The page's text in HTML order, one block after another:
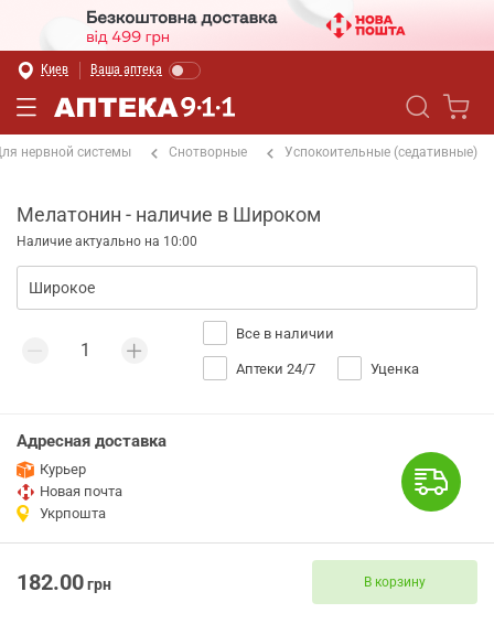
Киев Ваша аптека
нервной системы Снотворные Успокоительные (седативные)
Мелатонин - наличие в Широком
Наличие актуально на 10:00
Все в наличии
Аптеки 24/7 Уценка
Адресная доставка
Курьер
Новая почта
Укрпошта
182.00грн В корзину